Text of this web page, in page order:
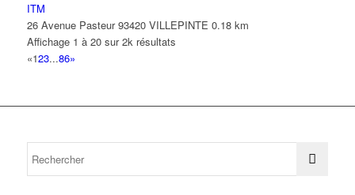
ITM
26 Avenue Pasteur 93420 VILLEPINTE 0.18 km
Affichage 1 à 20 sur 2k résultats
«123...86»